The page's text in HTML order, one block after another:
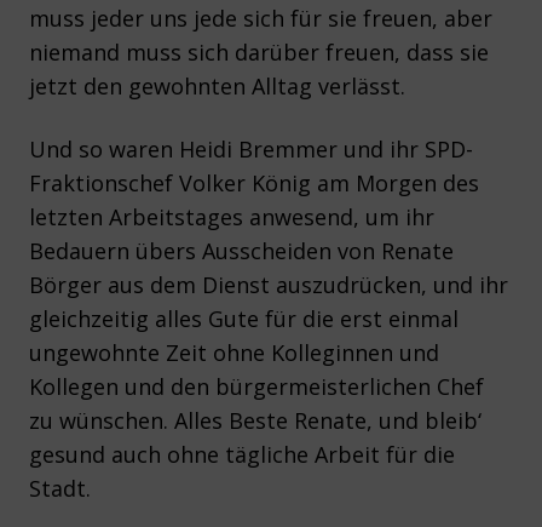
muss jeder uns jede sich für sie freuen, aber
niemand muss sich darüber freuen, dass sie
jetzt den gewohnten Alltag verlässt.
Und so waren Heidi Bremmer und ihr SPD-
Fraktionschef Volker König am Morgen des
letzten Arbeitstages anwesend, um ihr
Bedauern übers Ausscheiden von Renate
Börger aus dem Dienst auszudrücken, und ihr
gleichzeitig alles Gute für die erst einmal
ungewohnte Zeit ohne Kolleginnen und
Kollegen und den bürgermeisterlichen Chef
zu wünschen. Alles Beste Renate, und bleib‘
gesund auch ohne tägliche Arbeit für die
Stadt.